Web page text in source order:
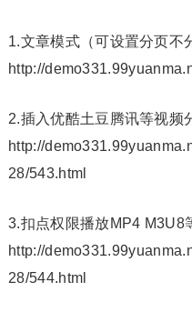
1.文章模式（可设置分页不
http://
2.插入优酷土豆腾讯等视频
http://
28/543.html
3.扣点权限播放MP4 M3U8
http://
28/544.html